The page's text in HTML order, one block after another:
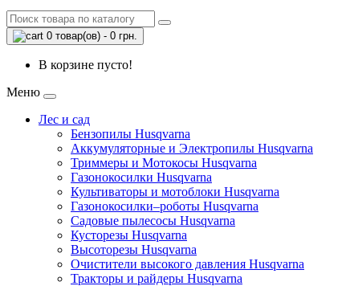
0 товар(ов) - 0 грн.
В корзине пусто!
Меню
Лес и сад
Бензопилы Husqvarna
Аккумуляторные и Электропилы Нusqvarna
Триммеры и Мотокосы Нusqvarna
Газонокосилки Husqvarna
Культиваторы и мотоблоки Husqvarna
Газонокосилки–роботы Husqvarna
Садовые пылесосы Husqvarna
Кусторезы Husqvarna
Высоторезы Husqvarna
Очистители высокого давления Husqvarna
Тракторы и райдеры Husqvarna